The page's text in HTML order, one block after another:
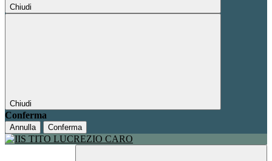
Chiudi
Chiudi
Conferma
Annulla Conferma